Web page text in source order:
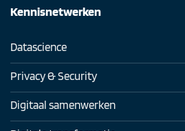
Kennisnetwerken
Datascience
Privacy & Security
Digitaal samenwerken